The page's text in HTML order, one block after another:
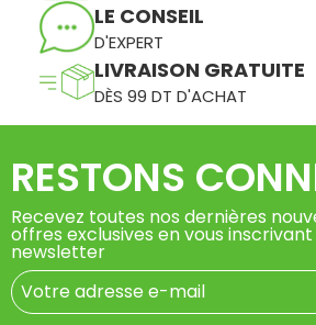
LE CONSEIL
D'EXPERT
LIVRAISON GRATUITE
DÈS 99 DT D'ACHAT
RESTONS
Recevez toutes nos dernières
offres exclusives en vous
newsletter